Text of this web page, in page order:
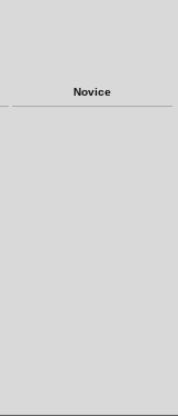
Novice